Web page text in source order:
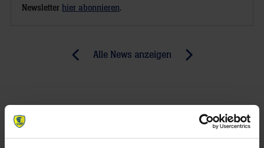
Newsletter hier abonnieren.
Alle News anzeigen
LEBENSRETTER24